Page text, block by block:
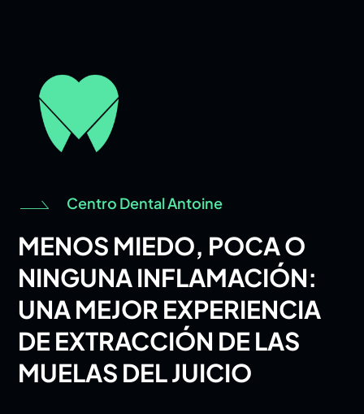
Centro Dental Antoine
MENOS MIEDO, POCA O
NINGUNA INFLAMACIÓN:
UNA MEJOR EXPERIENCIA
DE EXTRACCIÓN DE LAS
MUELAS DEL JUICIO